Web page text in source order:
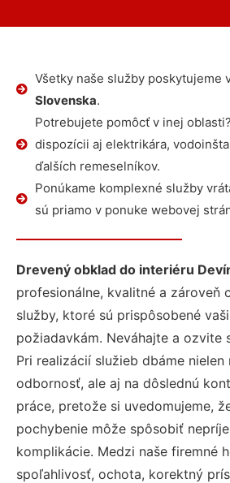
Všetky naše služby poskytujeme
Slovenska.
Potrebujete pomôcť v inej
dispozícii aj elektrikára,
ďalších remeselníkov.
Ponúkame komplexné služby
sú priamo v ponuke webovej
Drevený obklad do interiéru
profesionálne, kvalitné a zároveň
služby, ktoré sú prispôsobené
požiadavkám. Neváhajte a ozvite
Pri realizácií služieb dbáme
odbornosť, ale aj na dôslednú
práce, pretože si uvedomujeme,
pochybenie môže spôsobiť
komplikácie. Medzi naše firemné
spoľahlivosť, ochota, korektný